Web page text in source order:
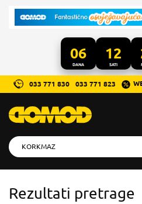
06
DANA
12
SATI
033 771 830 033 771 823
Rezultati pretrage